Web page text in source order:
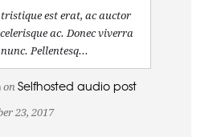
est erat, ac auctor
ac. Donec viverra
Pellentesq...
on Selfhosted audio post
23, 2017